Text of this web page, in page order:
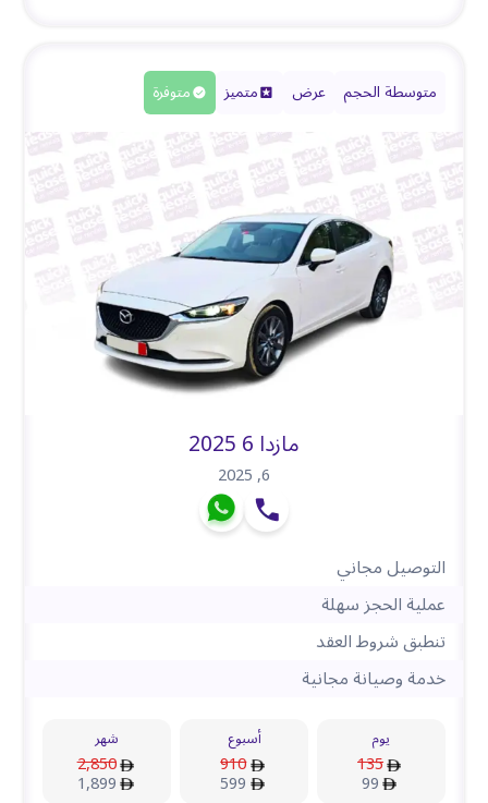
متوسطة الحجم عرض متميز متوفرة
مازدا 6 2025
6
,
2025
التوصيل مجاني
عملية الحجز سهلة
تنطبق شروط العقد
خدمة وصيانة مجانية
يوم
135
99
أسبوع
910
599
شهر
2,850
1,899